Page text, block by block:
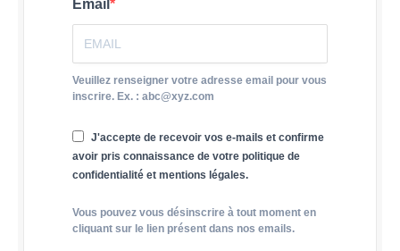
Email
Veuillez renseigner votre adresse email pour vous
inscrire. Ex. : abc@xyz.com
J'accepte de recevoir vos e-mails et confirme
avoir pris connaissance de votre politique de
confidentialité et mentions légales.
Vous pouvez vous désinscrire à tout moment en
cliquant sur le lien présent dans nos emails.